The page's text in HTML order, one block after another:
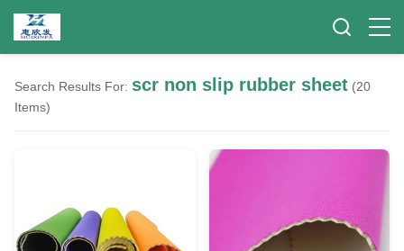
Search Results For: scr non slip rubber sheet (20
Items)